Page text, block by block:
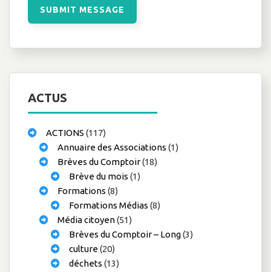
ACTUS
ACTIONS (117)
Annuaire des Associations (1)
Brèves du Comptoir(18)
Brève du mois (1)
Formations (8)
Formations Médias (8)
Média citoyen(51)
Brèves du Comptoir – Long(3)
culture(20)
déchets (13)